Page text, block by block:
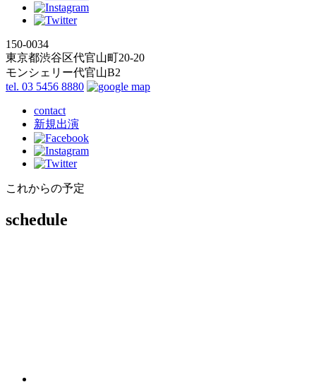
150-0034
東京都渋谷区代官山町20-20
モンシェリー代官山B2
tel. 03 5456 8880
contact
新規出演
これからの予定
schedule